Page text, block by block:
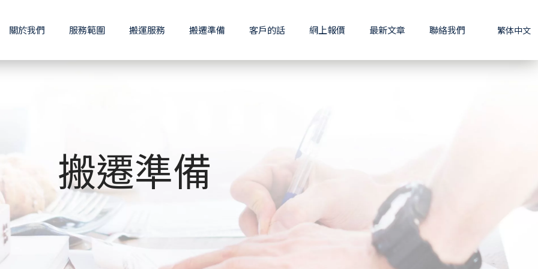
關於我們 服務範圍 搬運服務 搬遷準備 客戶的話 網上報價 最新文章 聯絡我們 繁体中文
搬遷準備